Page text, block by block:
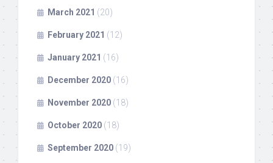
March 2021 (20)
February 2021 (12)
January 2021 (16)
December 2020 (16)
November 2020 (18)
October 2020 (18)
September 2020 (19)